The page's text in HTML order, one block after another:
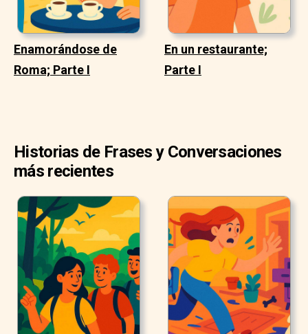
Enamorándose de
Roma; Parte I
En un restaurante;
Parte I
Historias de Frases y Conversaciones
más recientes